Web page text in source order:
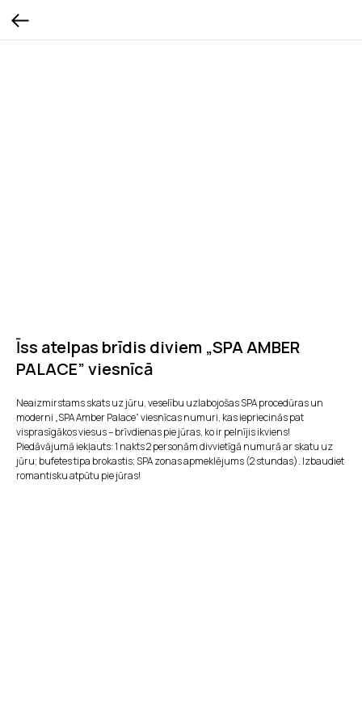
Īss atelpas brīdis diviem „SPA AMBER
PALACE” viesnīcā
Neaizmirstams skats uz jūru, veselību uzlabojošas SPA procedūras un
moderni „SPA Amber Palace” viesnīcas numuri, kas iepriecinās pat
visprasīgākos viesus – brīvdienas pie jūras, ko ir pelnījis ikviens!
Piedāvājumā iekļauts: 1 nakts 2 personām divvietīgā numurā ar skatu uz
jūru; bufetes tipa brokastis; SPA zonas apmeklējums (2 stundas). Izbaudiet
romantisku atpūtu pie jūras!